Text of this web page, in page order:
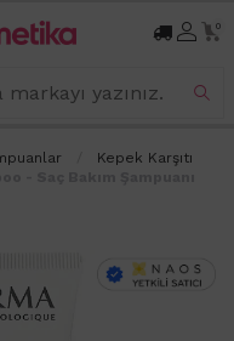
0
Kepek Karşıtı